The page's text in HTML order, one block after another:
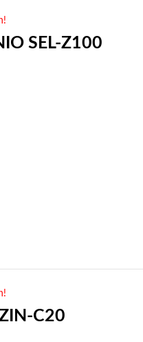
SEL-Z100
C20